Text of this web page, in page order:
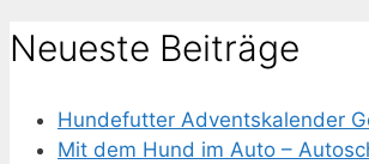
Neueste Beiträge
Hundefutter Adventskalender
Mit dem Hund im Auto –